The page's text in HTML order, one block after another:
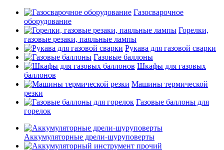
Газосварочное
оборудование
Горелки,
газовые резаки, паяльные лампы
Рукава для газовой сварки
Газовые баллоны
Шкафы для газовых
баллонов
Машины термической
резки
Газовые баллоны для
горелок
Аккумуляторные дрели-шуруповерты